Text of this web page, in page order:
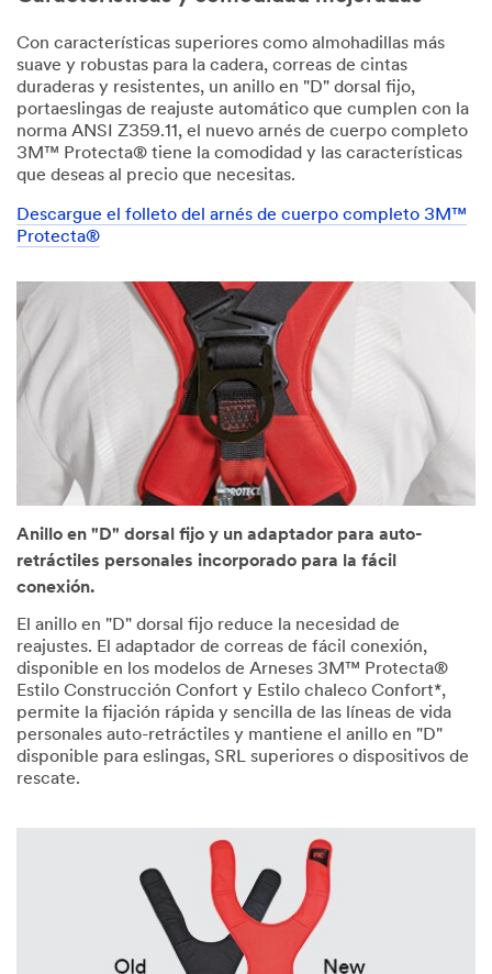
Con características superiores como almohadillas más
suave y robustas para la cadera, correas de cintas
duraderas y resistentes, un anillo en "D" dorsal fijo,
portaeslingas de reajuste automático que cumplen con la
norma ANSI Z359.11, el nuevo arnés de cuerpo completo
3M™ Protecta® tiene la comodidad y las características
que deseas al precio que necesitas.
Descargue el folleto del arnés de cuerpo completo 3M™
Protecta®
Anillo en "D" dorsal fijo y un adaptador para auto-
retráctiles personales incorporado para la fácil
conexión.
El anillo en "D" dorsal fijo reduce la necesidad de
reajustes. El adaptador de correas de fácil conexión,
disponible en los modelos de Arneses 3M™ Protecta®
Estilo Construcción Confort y Estilo chaleco Confort*,
permite la fijación rápida y sencilla de las líneas de vida
personales auto-retráctiles y mantiene el anillo en "D"
disponible para eslingas, SRL superiores o dispositivos de
rescate.